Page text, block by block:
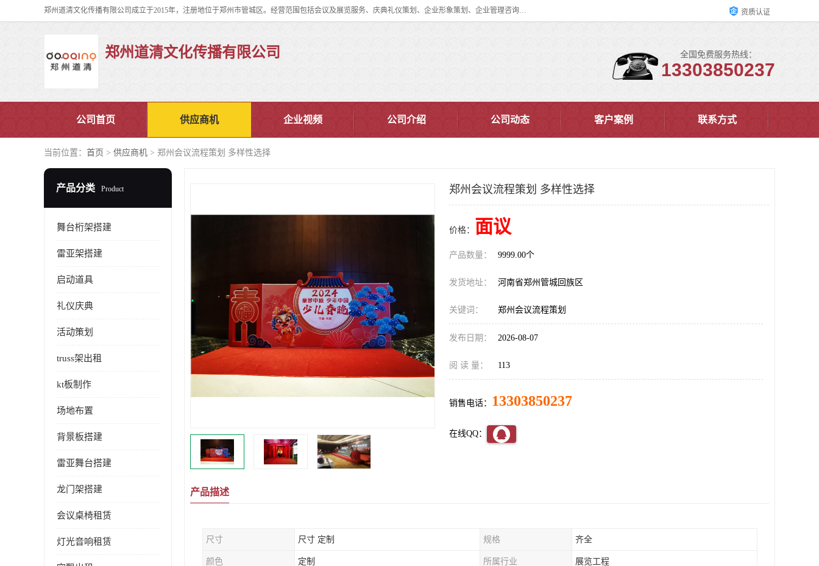
郑州道清文化传播有限公司成立于2015年，注册地位于郑州市管城区。经营范围包括会议及展览服务、庆典礼仪策划、企业形象策划、企业管理咨询、计算机图文设计、制作等。主要产品服务有：舞台桁架搭建，背景板搭建，灯光音响，雷亚舞台搭建、龙门架搭建、会议桌椅租赁、灯光音响租赁、空飘出租、气柱拱门租赁、喷绘写真制作、kt板制作。 资质认证
郑州道清文化传播有限公司 全国免费服务热线：
13303850237
公司首页 供应商机 企业视频 公司介绍 公司动态 客户案例 联系方式
当前位置： 首页 > 供应商机 > 郑州会议流程策划 多样性选择
产品分类 Product
舞台桁架搭建
雷亚架搭建
启动道具
礼仪庆典
活动策划
truss架出租
kt板制作
场地布置
背景板搭建
雷亚舞台搭建
龙门架搭建
会议桌椅租赁
灯光音响租赁
郑州会议流程策划 多样性选择
价格： 面议
产品数量： 9999.00个
发货地址： 河南省郑州管城回族区
关键词： 郑州会议流程策划
发布日期： 2026-08-07
阅 读 量： 113
销售电话： 13303850237
在线QQ：
产品描述
尺寸 尺寸 定制 规格 齐全
颜色 定制 所属行业 展览工程